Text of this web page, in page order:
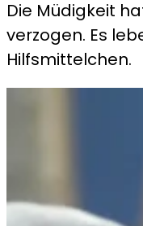
Die Müdigkeit
verzogen. Es
Hilfsmittelchen.